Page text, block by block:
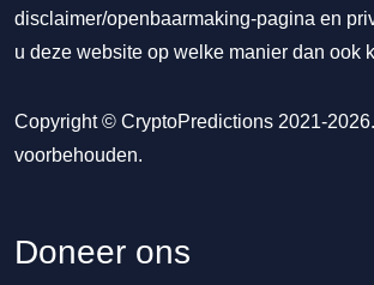
disclaimer/openbaarmaking-pagina en
u deze website op welke manier dan ook
Copyright © CryptoPredictions 2021-
voorbehouden.
Doneer ons